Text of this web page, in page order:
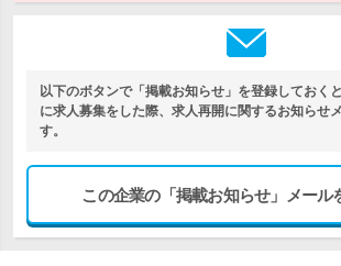
以下のボタンで「掲載お知らせ」を登録しておく
に求人募集をした際、求人再開に関するお知らせ
す。
この企業の「掲載お知らせ」メール